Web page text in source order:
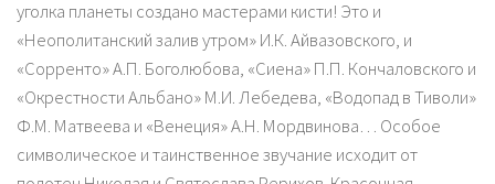
уголка планеты создано мастерами кисти! Это и
«Неополитанский залив утром» И.К. Айвазовского, и
«Сорренто» А.П. Боголюбова, «Сиена» П.П. Кончаловского и
«Окрестности Альбано» М.И. Лебедева, «Водопад в Тиволи»
Ф.М. Матвеева и «Венеция» А.Н. Мордвинова… Особое
символическое и таинственное звучание исходит от